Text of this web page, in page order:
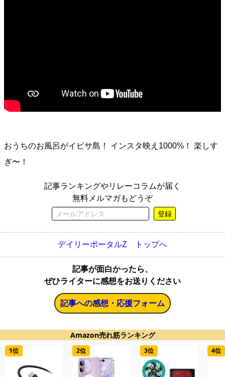
おうちのお風呂がイビサ島！ インスタ映え1000%！ 楽しす
ぎ〜！
記事ランキングやリレーコラムが届く
無料メルマガもどうぞ
登録
デイリーポータルZ トップへ
記事が面白かったら、
ぜひライターに感想をお送りください
記事への感想・応援フォーム
Amazon売れ筋ランキング
1位 2位 3位 4位